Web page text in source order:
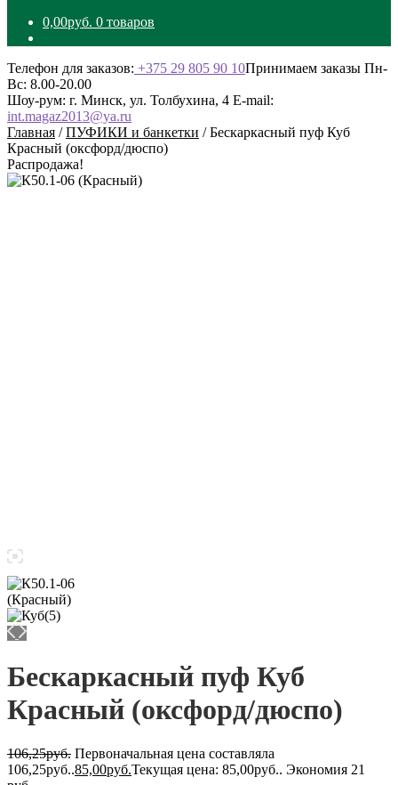
0,00руб. 0 товаров
Телефон для заказов: +375 29 805 90 10Принимаем заказы Пн-
Вс: 8.00-20.00
Шоу-рум: г. Минск, ул. Толбухина, 4 E-mail:
int.magaz2013@ya.ru
Главная /ПУФИКИ и банкетки /Бескаркасный пуф Куб
Красный (оксфорд/дюспо)
Распродажа!
Бескаркасный пуф Куб
Красный (оксфорд/дюспо)
106,25руб. Первоначальная цена составляла
106,25руб..85,00руб.Текущая цена: 85,00руб.. Экономия 21